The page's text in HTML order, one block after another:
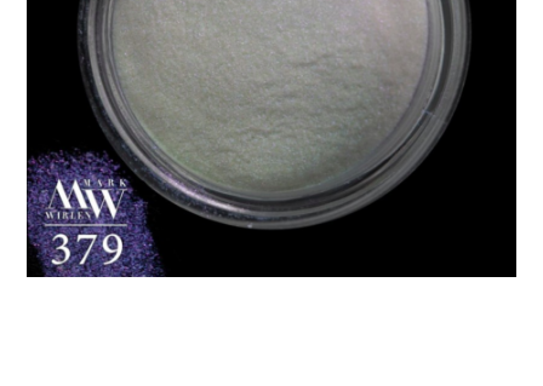
PIELĘGNACJA OCZU
KOSMETYKI DO BRWI
KOSMETYKI DO UST
KOSMETYKI DO TWARZY
KOSMETYKI DO POLICZKÓW
PĘDZLE DO MAKIJAŻU